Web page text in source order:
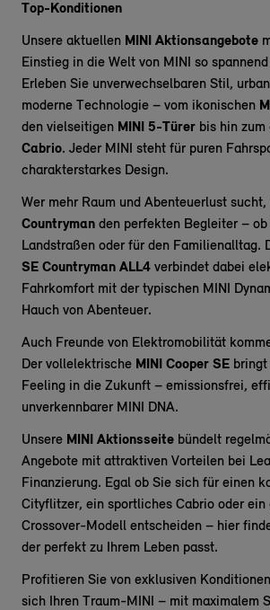
Top-Konditionen
Unsere aktuellen MINI Aktionsangebote
Einstieg in die Welt von MINI so
Erleben Sie unverwechselbaren Stil,
moderne Technologie – vom ikonischen
den vielseitigen MINI 5-Türer bis hin zum
Cabrio. Jeder MINI steht für puren
charakterstarkes Design.
Wer mehr Raum und Abenteuerlust
Countryman den perfekten Begleiter –
Landstraßen oder für den Familienalltag.
SE Countryman ALL4 verbindet dabei
Fahrkomfort mit der typischen MINI
Hauch von Abenteuer.
Auch Freunde von Elektromobilität
Der vollelektrische MINI Cooper SE
Feeling in die Zukunft – emissionsfrei,
unverkennbarer MINI DNA.
Unsere MINI Aktionsseite bündelt
Angebote mit attraktiven Vorteilen bei
Finanzierung. Egal ob Sie sich für einen
Cityflitzer, ein sportliches Cabrio oder ein
Crossover-Modell entscheiden – hier
der perfekt zu Ihrem Leben passt.
Profitieren Sie von exklusiven
sich Ihren Traum-MINI – mit maximalem